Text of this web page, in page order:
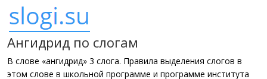
Ангидрид по слогам
В слове «ангидрид» 3 слога. Правила выделения слогов в
этом слове в школьной программе и программе института